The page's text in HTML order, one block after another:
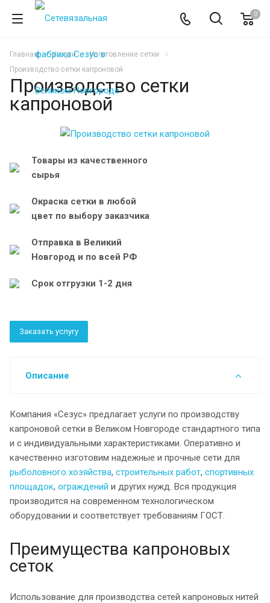
0
Главная Услуги
Изготовление сетки
Производство сетки капроновой
Производство сетки
капроновой
Товары из качественного
сырья
Окраска сетки в любой
цвет по выбору заказчика
Отправка в Великий
Новгород и по всей РФ
Срок отгрузки 1-2 дня
Заказать услугу
Описание
Компания «Сезус» предлагает услуги по производству
капроновой сетки в Великом Новгороде стандартного типа
и с индивидуальными характеристиками. Оперативно и
качественно изготовим надежные и прочные сети для
рыболовного хозяйства, строительных работ, спортивных
площадок, ограждений и других нужд. Вся продукция
производится на современном технологическом
оборудовании и соответствует требованиям ГОСТ.
Преимущества капроновых
сеток
Использование для производства сетей капроновых нитей